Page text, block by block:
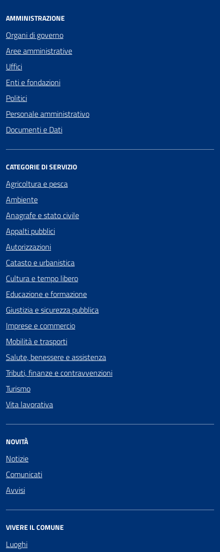
AMMINISTRAZIONE
Organi di governo
Aree amministrative
Uffici
Enti e fondazioni
Politici
Personale amministrativo
Documenti e Dati
CATEGORIE DI SERVIZIO
Agricoltura e pesca
Ambiente
Anagrafe e stato civile
Appalti pubblici
Autorizzazioni
Catasto e urbanistica
Cultura e tempo libero
Educazione e formazione
Giustizia e sicurezza pubblica
Imprese e commercio
Mobilità e trasporti
Salute, benessere e assistenza
Tributi, finanze e contravvenzioni
Turismo
Vita lavorativa
NOVITÀ
Notizie
Comunicati
Avvisi
VIVERE IL COMUNE
Luoghi